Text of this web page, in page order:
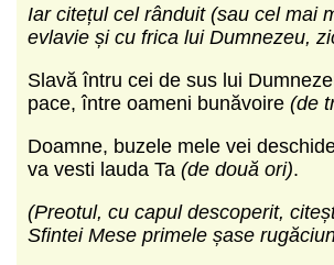
Iar citețul cel rânduit (sau cel mai
evlavie și cu frica lui Dumnezeu,
Slavă întru cei de sus lui
pace, între oameni bunăvoire (de
Doamne, buzele mele vei
va vesti lauda Ta (de două ori).
(Preotul, cu capul descoperit,
Sfintei Mese primele șase